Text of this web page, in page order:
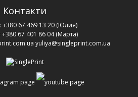
Контакти
+380 67 469 13 20(Юлия)
+380 67 401 86 04(Марта)
yuliya@singleprint.com.ua